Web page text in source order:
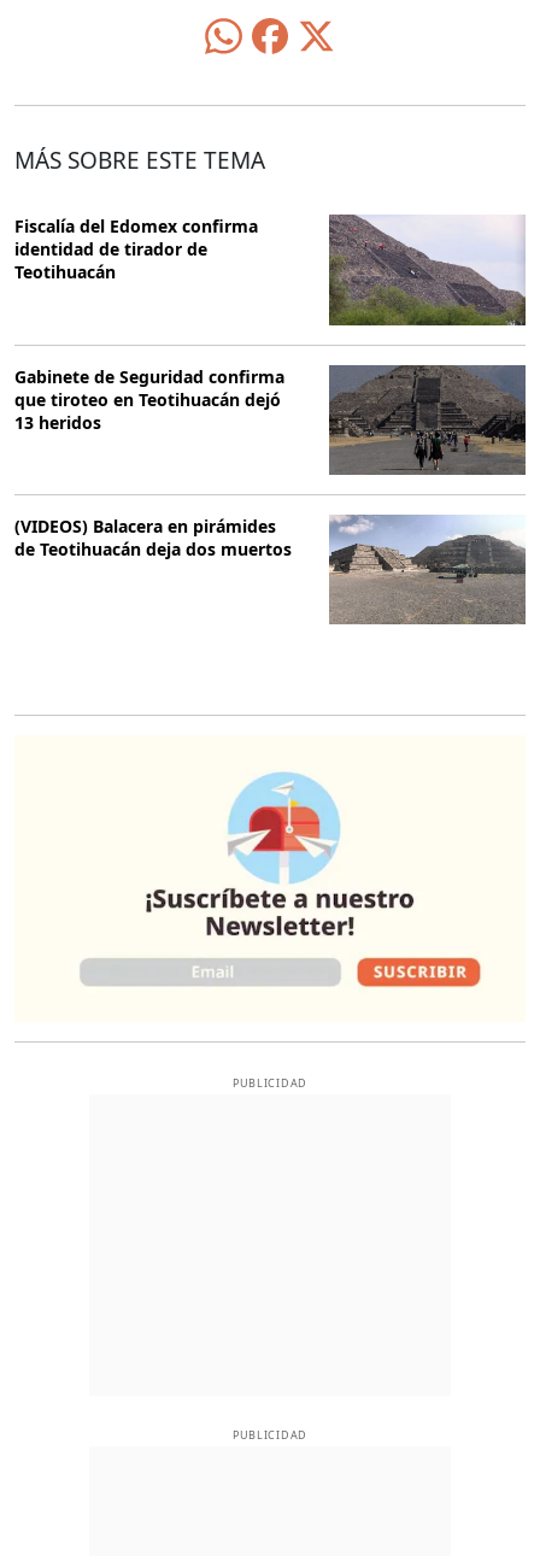
MÁS SOBRE ESTE TEMA
Fiscalía del Edomex confirma
identidad de tirador de
Teotihuacán
Gabinete de Seguridad confirma
que tiroteo en Teotihuacán dejó
13 heridos
(VIDEOS) Balacera en pirámides
de Teotihuacán deja dos muertos
PUBLICIDAD
PUBLICIDAD